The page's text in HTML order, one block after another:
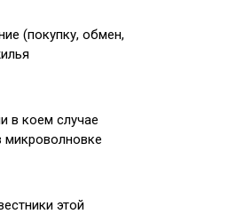
(покупку, обмен,
в коем случае
микроволновке
этой